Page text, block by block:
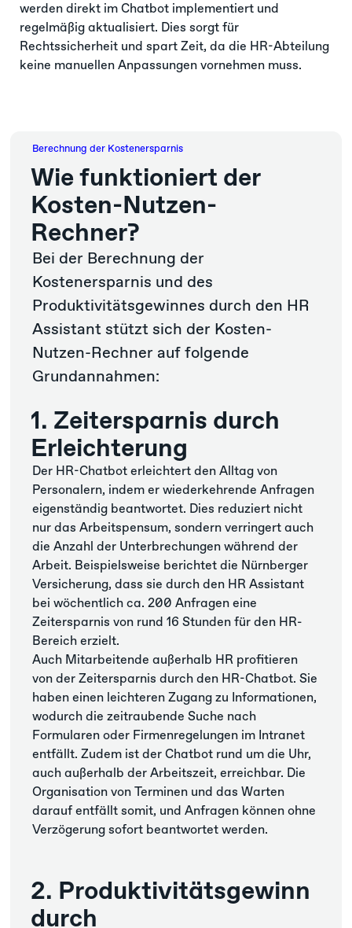
werden direkt im Chatbot implementiert und
regelmäßig aktualisiert. Dies sorgt für
Rechtssicherheit und spart Zeit, da die HR-Abteilung
keine manuellen Anpassungen vornehmen muss.
Berechnung der Kostenersparnis
Wie funktioniert der
Kosten-Nutzen-
Rechner?
Bei der Berechnung der
Kostenersparnis und des
Produktivitätsgewinnes durch den HR
Assistant stützt sich der Kosten-
Nutzen-Rechner auf folgende
Grundannahmen:
1. Zeitersparnis durch
Erleichterung
Der HR-Chatbot erleichtert den Alltag von
Personalern, indem er wiederkehrende Anfragen
eigenständig beantwortet. Dies reduziert nicht
nur das Arbeitspensum, sondern verringert auch
die Anzahl der Unterbrechungen während der
Arbeit. Beispielsweise berichtet die Nürnberger
Versicherung, dass sie durch den HR Assistant
bei wöchentlich ca. 200 Anfragen eine
Zeitersparnis von rund 16 Stunden für den HR-
Bereich erzielt.
Auch Mitarbeitende außerhalb HR profitieren
von der Zeitersparnis durch den HR-Chatbot. Sie
haben einen leichteren Zugang zu Informationen,
wodurch die zeitraubende Suche nach
Formularen oder Firmenregelungen im Intranet
entfällt. Zudem ist der Chatbot rund um die Uhr,
auch außerhalb der Arbeitszeit, erreichbar. Die
Organisation von Terminen und das Warten
darauf entfällt somit, und Anfragen können ohne
Verzögerung sofort beantwortet werden.
2. Produktivitätsgewinn
durch